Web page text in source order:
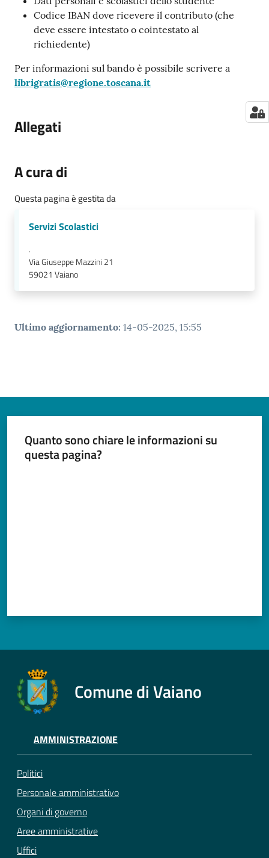
Codice IBAN dove ricevere il contributo (che
deve essere intestato o cointestato al
richiedente)
Per informazioni sul bando è possibile scrivere a
librigratis@regione.toscana.it
Allegati
A cura di
Questa pagina è gestita da
Servizi Scolastici
.
Via Giuseppe Mazzini 21
59021 Vaiano
Ultimo aggiornamento: 14-05-2025, 15:55
Quanto sono chiare le informazioni su
questa pagina?
Comune di Vaiano
AMMINISTRAZIONE
Politici
Personale amministrativo
Organi di governo
Aree amministrative
Uffici